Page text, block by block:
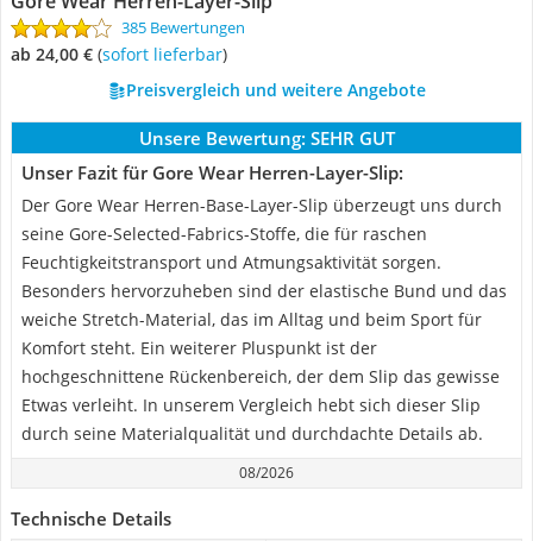
385 Bewertungen
ab 24,00 € ( Sofort lieferbar)
Preisvergleich und weitere Angebote
Unsere Bewertung: SEHR GUT
Unser Fazit für Gore Wear Herren-Layer-Slip:
Der Gore Wear Herren-Base-Layer-Slip überzeugt uns durch
seine Gore-Selected-Fabrics-Stoffe, die für raschen
Feuchtigkeitstransport und Atmungsaktivität sorgen.
Besonders hervorzuheben sind der elastische Bund und das
weiche Stretch-Material, das im Alltag und beim Sport für
Komfort steht. Ein weiterer Pluspunkt ist der
hochgeschnittene Rückenbereich, der dem Slip das gewisse
Etwas verleiht. In unserem Vergleich hebt sich dieser Slip
durch seine Materialqualität und durchdachte Details ab.
08/2026
Technische Details